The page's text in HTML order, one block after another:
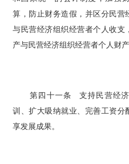
算，防止财务造假，并区分民营
与民营经济组织经营者个人收支
产与民营经济组织经营者个人财产
第四十一条 支持民营经济
训、扩大吸纳就业、完善工资分
享发展成果。